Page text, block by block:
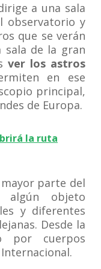
a una sala
observatorio y
que se verán
sala de la gran
ver los astros
en ese
principal,
de Europa.
la ruta
parte del
objeto
y diferentes
Desde la
por cuerpos